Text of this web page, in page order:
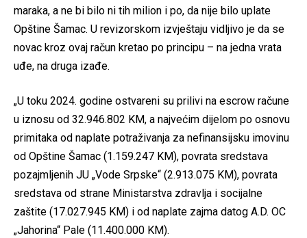
maraka, a ne bi bilo ni tih milion i po, da nije bilo uplate
Opštine Šamac. U revizorskom izvještaju vidljivo je da se
novac kroz ovaj račun kretao po principu – na jedna vrata
uđe, na druga izađe.
„U toku 2024. godine ostvareni su prilivi na escrow račune
u iznosu od 32.946.802 KM, a najvećim dijelom po osnovu
primitaka od naplate potraživanja za nefinansijsku imovinu
od Opštine Šamac (1.159.247 KM), povrata sredstava
pozajmljenih JU „Vode Srpske“ (2.913.075 KM), povrata
sredstava od strane Ministarstva zdravlja i socijalne
zaštite (17.027.945 KM) i od naplate zajma datog A.D. OC
„Jahorina“ Pale (11.400.000 KM).